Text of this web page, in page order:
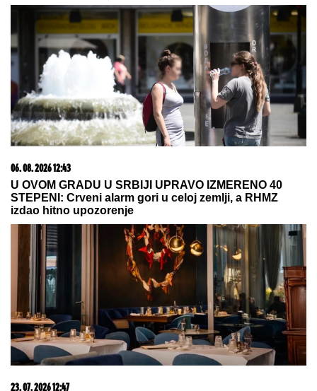
SRPSKOM REPREZENTATIVCU
DEMOLIRAN AUTOSaša Lukić bio u
inostranstvu kada su mu polupana
stakla na skupocenom "bentliju"
VELIKO POMIRENJE PRED "ELITU
10!"Anđela i Gastoz uživaju na
Maldivima - ljubavna priča koja je
ponovo zaludela pratioce! (FOTO)
BOJANA LAZIĆ POKAZALA MAJKU Sa njom uživa
na letovanju: Doručak U BAZENU, a tek da vidite
voditeljku u bikiniju (FOTO)
Ovaj datum u avgustu je ključan,
spremite se za dobitak: Ova 4